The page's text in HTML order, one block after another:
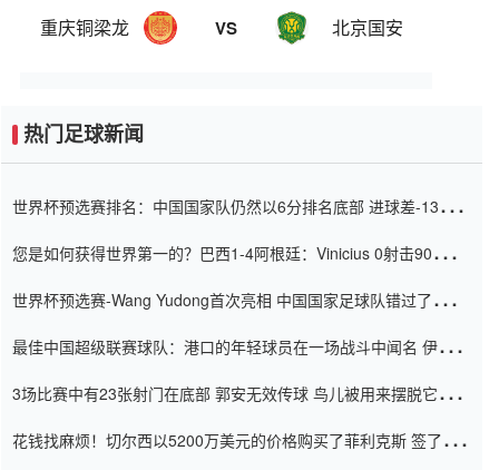
重庆铜梁龙 VS 北京国安
热门足球新闻
世界杯预选赛排名：中国国家队仍然以6分排名底部 进球差-13令人
您是如何获得世界第一的？巴西1-4阿根廷：Vinicius 0射击90分钟
世界杯预选赛-Wang Yudong首次亮相 中国国家足球队错过了世界
最佳中国超级联赛球队：港口的年轻球员在一场战斗中闻名 伊万放
3场比赛中有23张射门在底部 郭安无效传球 鸟儿被用来摆脱它
花钱找麻烦！切尔西以5200万美元的价格购买了菲利克斯 签了7年